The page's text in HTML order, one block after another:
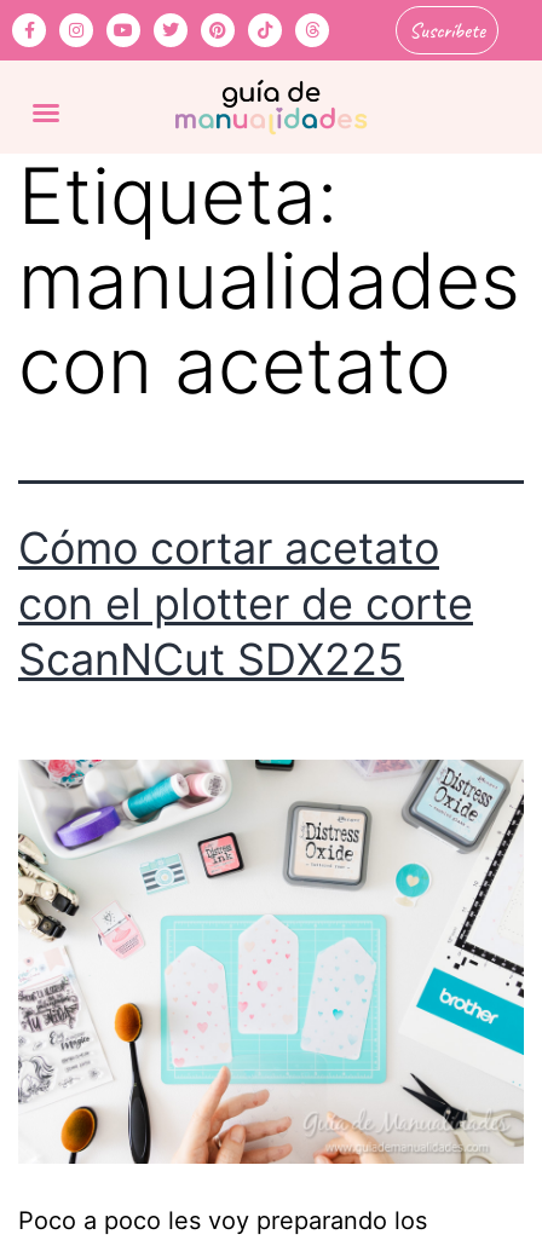
Suscríbete
Etiqueta:
manualidades
con acetato
Cómo cortar acetato
con el plotter de corte
ScanNCut SDX225
Poco a poco les voy preparando los